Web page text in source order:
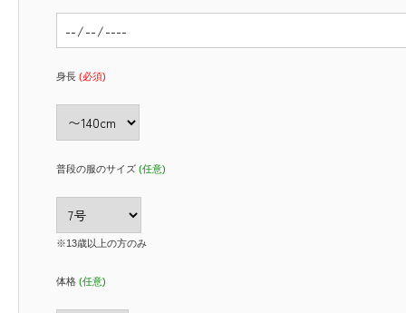
身長 (必須)
普段の服のサイズ (任意)
※13歳以上の方のみ
体格 (任意)